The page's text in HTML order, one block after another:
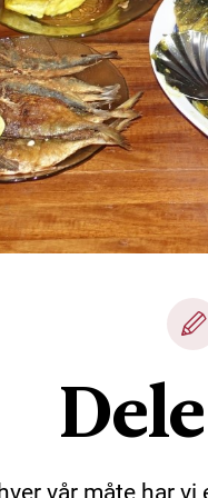
vår måte har